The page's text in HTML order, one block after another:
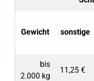
Gewicht sonstige
bis
2.000 kg
11,25 €